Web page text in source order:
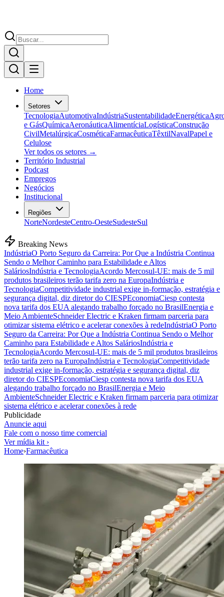
Home
Setores
TecnologiaAutomotivaIndústriaSustentabilidadeEnergética
e GásQuímicaAeronáuticaAlimentíciaLogísticaConstrução
CivilMetalúrgicaCosméticaFarmacêuticaTêxtilNavalPapel e
Celulose
Ver todos os setores →
Território Industrial
Podcast
Empregos
Negócios
Institucional
Regiões
NorteNordesteCentro-OesteSudesteSul
Breaking News
IndústriaO Porto Seguro da Carreira: Por Que a Indústria Continua
Sendo o Melhor Caminho para Estabilidade e Altos
SaláriosIndústria e TecnologiaAcordo Mercosul-UE: mais de 5 mil
produtos brasileiros terão tarifa zero na EuropaIndústria e
TecnologiaCompetitividade industrial exige in-formação, estratégia e
segurança digital, diz diretor do CIESPEconomiaCiesp contesta
nova tarifa dos EUA alegando trabalho forçado no BrasilEnergia e
Meio AmbienteSchneider Electric e Kraken firmam parceria para
otimizar sistema elétrico e acelerar conexões à redeIndústriaO Porto
Seguro da Carreira: Por Que a Indústria Continua Sendo o Melhor
Caminho para Estabilidade e Altos SaláriosIndústria e
TecnologiaAcordo Mercosul-UE: mais de 5 mil produtos brasileiros
terão tarifa zero na EuropaIndústria e TecnologiaCompetitividade
industrial exige in-formação, estratégia e segurança digital, diz
diretor do CIESPEconomiaCiesp contesta nova tarifa dos EUA
alegando trabalho forçado no BrasilEnergia e Meio
AmbienteSchneider Electric e Kraken firmam parceria para otimizar
sistema elétrico e acelerar conexões à rede
Publicidade
Anuncie aqui
Fale com o nosso time comercial
Ver mídia kit ›
Home›Farmacêutica